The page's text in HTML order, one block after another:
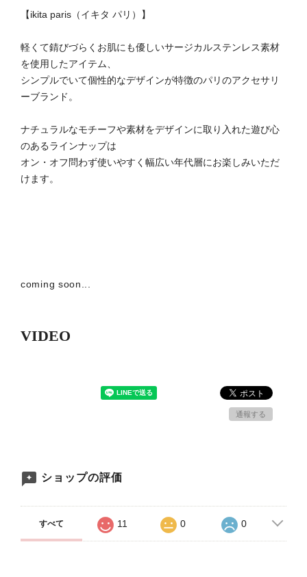
【ikita paris（イキタ パリ）】
軽くて錆びづらくお肌にも優しいサージカルステンレス素材
を使用したアイテム、
シンプルでいて個性的なデザインが特徴のパリのアクセサリ
ーブランド。
ナチュラルなモチーフや素材をデザインに取り入れた遊び心
のあるラインナップは
オン・オフ問わず使いやすく幅広い年代層にお楽しみいただ
けます。
coming soon...
VIDEO
通報する
ショップの評価
すべて 11 0 0